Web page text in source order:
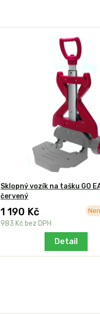
Sklopný vozík na tašku GO
červený
1 190 Kč
983 Kč bez DPH
Detail